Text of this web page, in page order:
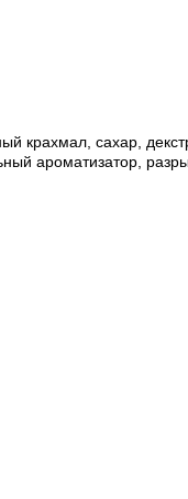
крахмал, сахар,
ароматизатор,